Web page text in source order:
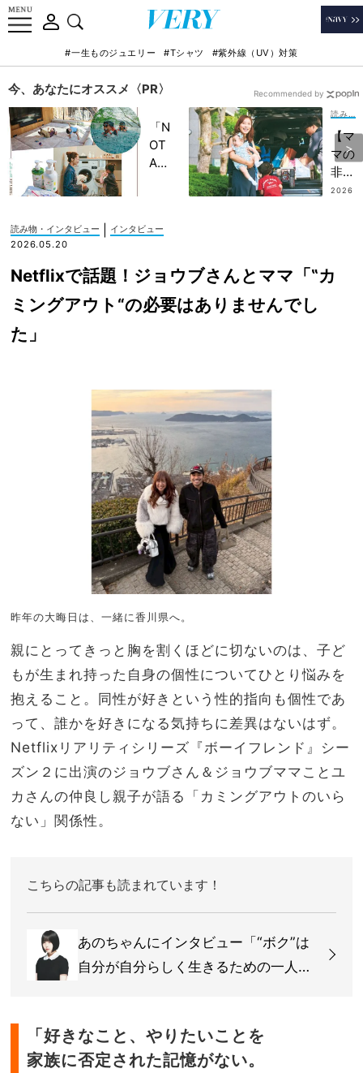
#一生ものジュエリー #Tシャツ #紫外線（UV）対策
今、あなたにオススメ〈PR〉
「N
OT
A
子ど
記憶
に一
生残
旅】
を
【マ
マの
非タ
イパ
スー
2026
Recommended by
読み物・インタビュー
インタビュー
2026.05.20
Netflixで話題！ジョウブさんとママ「‟カ
ミングアウト“の必要はありませんでし
た」
昨年の大晦日は、一緒に香川県へ。
親にとってきっと胸を割くほどに切ないのは、子ど
もが生まれ持った自身の個性についてひとり悩みを
抱えること。同性が好きという性的指向も個性であ
って、誰かを好きになる気持ちに差異はないはず。
Netflix リアリティシリーズ『ボーイフレンド』シー
ズン２に出演のジョウブさん＆ジョウブママことユ
カさんの仲良し親子が語る「カミングアウトのいら
ない」関係性。
こちらの記事も読まれています！
あのちゃんにインタビュー「“ボク”は
自分が自分らしく生きるための一人
「好きなこと、やりたいことを
家族に否定された記憶がない。